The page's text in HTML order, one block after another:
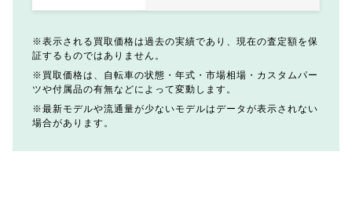
表示される買取価格は過去の実績であり、現在の査定額を保
証するものではありません。
買取価格は、自転車の状態・年式・市場相場・カスタムパー
ツや付属品の有無などによって変動します。
最新モデルや流通量が少ないモデルはデータが表示されない
場合があります。